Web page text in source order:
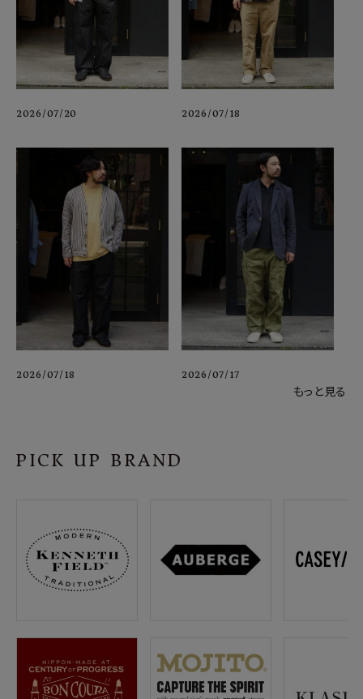
2026/07/20 2026/07/18
2026/07/18 2026/07/17
もっと見る
PICK UP BRAND